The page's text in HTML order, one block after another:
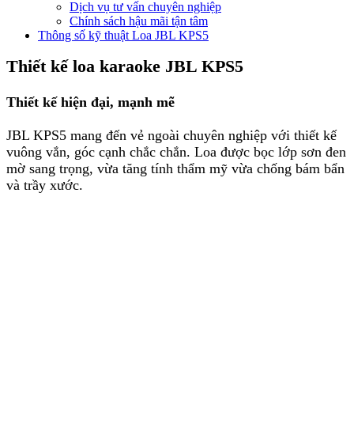
Dịch vụ tư vấn chuyên nghiệp
Chính sách hậu mãi tận tâm
Thông số kỹ thuật Loa JBL KPS5
Thiết kế loa karaoke JBL KPS5
Thiết kế hiện đại, mạnh mẽ
JBL KPS5 mang đến vẻ ngoài chuyên nghiệp với thiết kế
vuông vắn, góc cạnh chắc chắn. Loa được bọc lớp sơn đen
mờ sang trọng, vừa tăng tính thẩm mỹ vừa chống bám bẩn
và trầy xước.